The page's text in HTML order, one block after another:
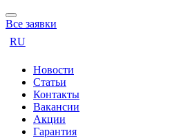
Все заявки
RU
Новости
Статьи
Контакты
Вакансии
Акции
Гарантия